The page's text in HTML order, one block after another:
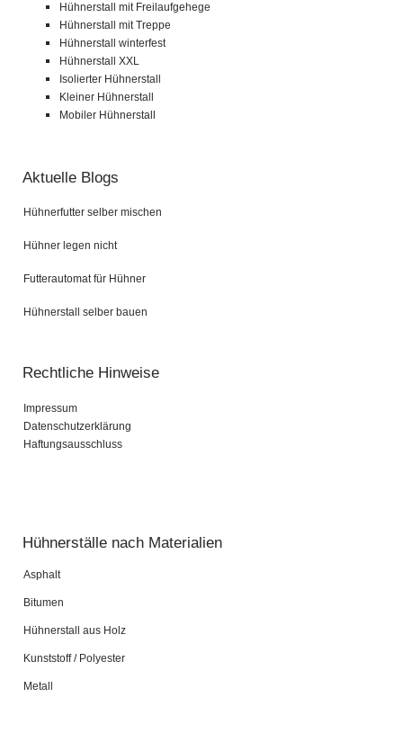
Hühnerstall mit Freilaufgehege
Hühnerstall mit Treppe
Hühnerstall winterfest
Hühnerstall XXL
Isolierter Hühnerstall
Kleiner Hühnerstall
Mobiler Hühnerstall
Aktuelle Blogs
Hühnerfutter selber mischen
Hühner legen nicht
Futterautomat für Hühner
Hühnerstall selber bauen
Rechtliche Hinweise
Impressum
Datenschutzerklärung
Haftungsausschluss
Hühnerställe nach Materialien
Asphalt
Bitumen
Hühnerstall aus Holz
Kunststoff / Polyester
Metall